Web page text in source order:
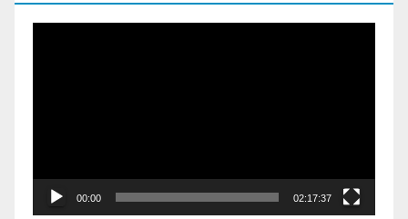
00:00 02:17:37